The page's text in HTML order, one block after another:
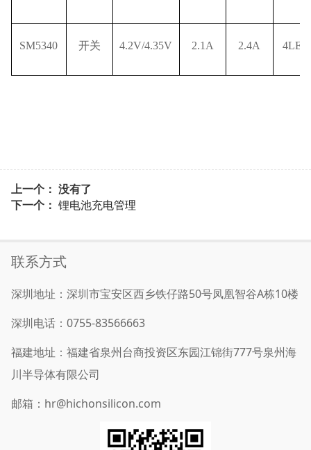
SM5340 开关 4.2V/4.35V 2.1A 2.4A 4LED
上一个： 没有了
下一个： 锂电池充电管理
联系方式
深圳地址：深圳市宝安区西乡铁仔路50号凤凰智谷A栋10楼
深圳电话：0755-83566663
福建地址：福建省泉州台商投资区东园江锦街777号泉州海
川半导体有限公司
邮箱：hr@hichonsilicon.com